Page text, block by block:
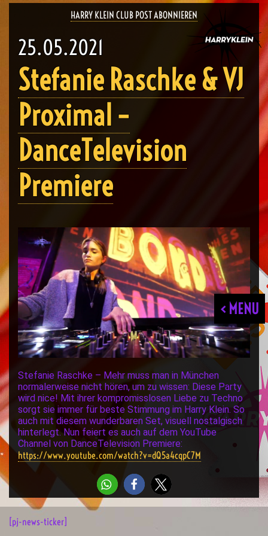
HARRY KLEIN CLUB POST ABONNIEREN
< MENU
25.05.2021
Stefanie Raschke & VJ
Proximal –
DanceTelevision
Premiere
Stefanie Raschke – Mehr muss man in München
normalerweise nicht hören, um zu wissen: Diese Party
wird nice! Mit ihrer kompromisslosen Liebe zu Techno
sorgt sie immer für beste Stimmung im Harry Klein. So
auch mit diesem wunderbaren Set, visuell nostalgisch
hinterlegt. Nun feiert es auch auf dem YouTube
Channel von DanceTelevision Premiere:
https://www.youtube.com/watch?v=dQ5a4cqpC7M
[pj-news-ticker]